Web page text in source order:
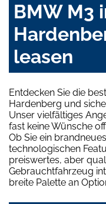
BMW M3
leasen
Entdecken Sie die
Hardenberg und
Unser vielfältiges
fast keine Wünsche
Ob Sie ein
technologischen
preiswertes, aber
Gebrauchtfahrzeug
breite Palette an